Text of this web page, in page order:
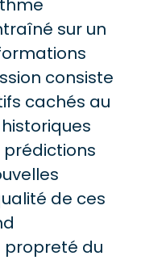
sur un
consiste
cachés au
de ces
du